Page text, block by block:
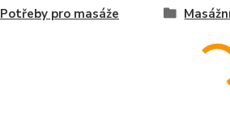
Potřeby pro masáže